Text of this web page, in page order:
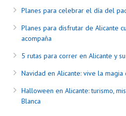
Planes para celebrar el día del
Planes para disfrutar de Alicante
acompaña
5 rutas para correr en Alicante y
Navidad en Alicante: vive la magia
Halloween en Alicante: turismo,
Blanca